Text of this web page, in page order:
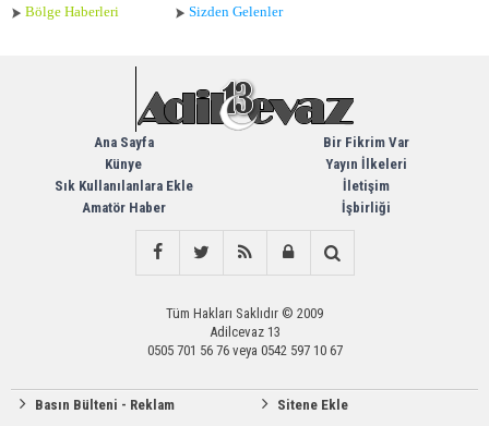
Bölge Haberleri
Sizden Gelenler
Ana Sayfa
Künye
Sık Kullanılanlara Ekle
Amatör Haber
Bir Fikrim Var
Yayın İlkeleri
İletişim
İşbirliği
Tüm Hakları Saklıdır © 2009
Adilcevaz 13
0505 701 56 76 veya 0542 597 10 67
Basın Bülteni - Reklam
Sitene Ekle